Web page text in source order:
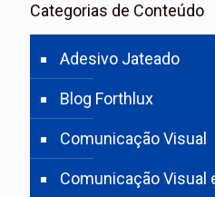
Categorias de Conteúdo
Adesivo Jateado
Blog Forthlux
Comunicação Visual
Comunicação Visual